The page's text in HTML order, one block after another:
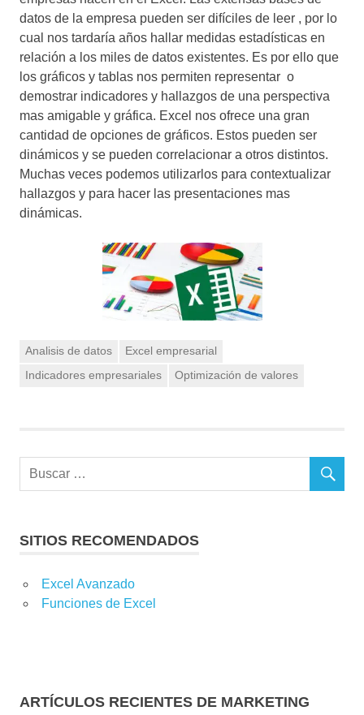
datos de la empresa pueden ser difíciles de leer , por lo
cual nos tardaría años hallar medidas estadísticas en
relación a los miles de datos existentes. Es por ello que
los gráficos y tablas nos permiten representar o
demostrar indicadores y hallazgos de una perspectiva
mas amigable y gráfica. Excel nos ofrece una gran
cantidad de opciones de gráficos. Estos pueden ser
dinámicos y se pueden correlacionar a otros distintos.
Muchas veces podemos utilizarlos para contextualizar
hallazgos y para hacer las presentaciones mas
dinámicas.
Analisis de datos
Excel empresarial
Indicadores empresariales
Optimización de valores
SITIOS RECOMENDADOS
Excel Avanzado
Funciones de Excel
ARTÍCULOS RECIENTES DE MARKETING